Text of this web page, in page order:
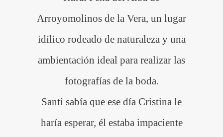
Arroyomolinos de la Vera, un lugar
idílico rodeado de naturaleza y una
ambientación ideal para realizar las
fotografías de la boda.
Santi sabía que ese día Cristina le
haría esperar, él estaba impaciente